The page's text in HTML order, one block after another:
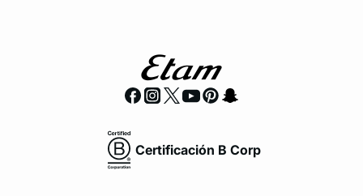
Certificación B Corp